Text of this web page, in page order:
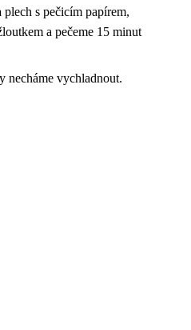
plech s pečicím papírem,
a pečeme 15 minut
necháme vychladnout.